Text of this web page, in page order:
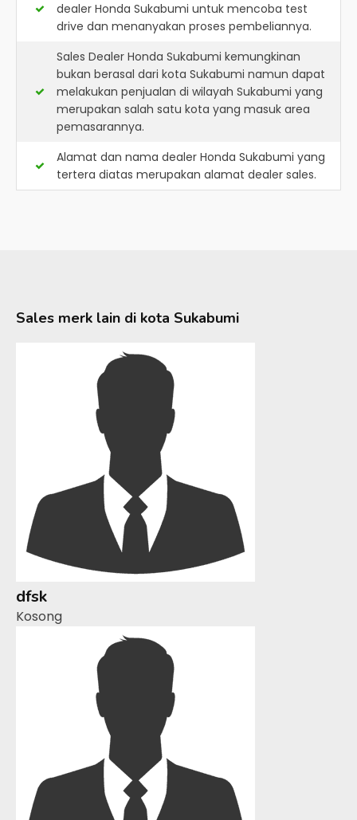
dealer Honda Sukabumi untuk mencoba test
drive dan menanyakan proses pembeliannya.
Sales Dealer Honda Sukabumi kemungkinan
bukan berasal dari kota Sukabumi namun dapat
melakukan penjualan di wilayah Sukabumi yang
merupakan salah satu kota yang masuk area
pemasarannya.
Alamat dan nama dealer Honda Sukabumi yang
tertera diatas merupakan alamat dealer sales.
Sales merk lain di kota Sukabumi
dfsk
Kosong